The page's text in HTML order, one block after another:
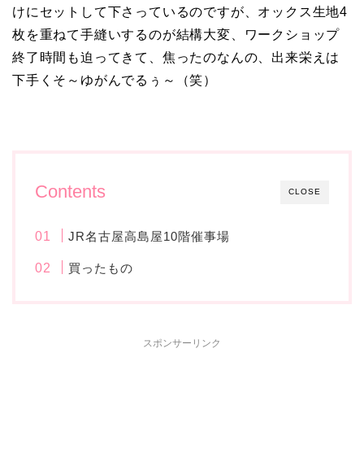
けにセットして下さっているのですが、オックス生地4
枚を重ねて手縫いするのが結構大変、ワークショップ
終了時間も迫ってきて、焦ったのなんの、出来栄えは
下手くそ～ゆがんでるぅ～（笑）
CLOSE
Contents
JR名古屋高島屋10階催事場
買ったもの
スポンサーリンク